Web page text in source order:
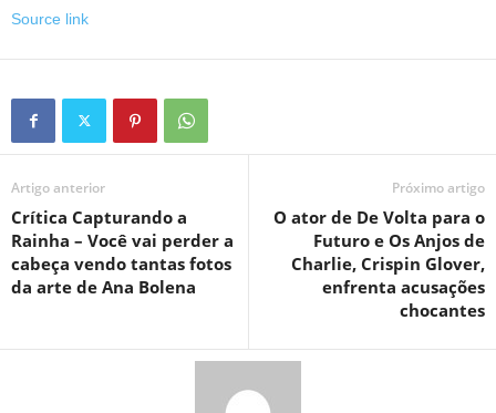
Source link
Artigo anterior
Crítica Capturando a
Rainha – Você vai perder a
cabeça vendo tantas fotos
da arte de Ana Bolena
Próximo artigo
O ator de De Volta para o
Futuro e Os Anjos de
Charlie, Crispin Glover,
enfrenta acusações
chocantes